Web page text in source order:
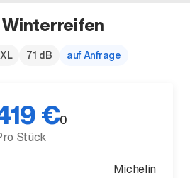
X5.
71 dB auf Anfrage
€
Stück
0
Michelin